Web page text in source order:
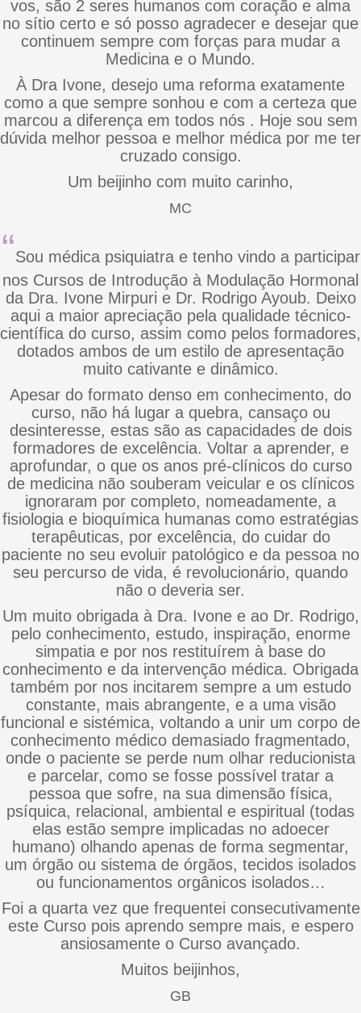
vos, são 2 seres humanos com coração e alma
no sítio certo e só posso agradecer e desejar que
continuem sempre com forças para mudar a
Medicina e o Mundo.
À Dra Ivone, desejo uma reforma exatamente
como a que sempre sonhou e com a certeza que
marcou a diferença em todos nós . Hoje sou sem
dúvida melhor pessoa e melhor médica por me ter
cruzado consigo.
Um beijinho com muito carinho,
MC
“Sou médica psiquiatra e tenho vindo a participar
nos Cursos de Introdução à Modulação Hormonal
da Dra. Ivone Mirpuri e Dr. Rodrigo Ayoub. Deixo
aqui a maior apreciação pela qualidade técnico-
científica do curso, assim como pelos formadores,
dotados ambos de um estilo de apresentação
muito cativante e dinâmico.
Apesar do formato denso em conhecimento, do
curso, não há lugar a quebra, cansaço ou
desinteresse, estas são as capacidades de dois
formadores de excelência. Voltar a aprender, e
aprofundar, o que os anos pré-clínicos do curso
de medicina não souberam veicular e os clínicos
ignoraram por completo, nomeadamente, a
fisiologia e bioquímica humanas como estratégias
terapêuticas, por excelência, do cuidar do
paciente no seu evoluir patológico e da pessoa no
seu percurso de vida, é revolucionário, quando
não o deveria ser.
Um muito obrigada à Dra. Ivone e ao Dr. Rodrigo,
pelo conhecimento, estudo, inspiração, enorme
simpatia e por nos restituírem à base do
conhecimento e da intervenção médica. Obrigada
também por nos incitarem sempre a um estudo
constante, mais abrangente, e a uma visão
funcional e sistémica, voltando a unir um corpo de
conhecimento médico demasiado fragmentado,
onde o paciente se perde num olhar reducionista
e parcelar, como se fosse possível tratar a
pessoa que sofre, na sua dimensão física,
psíquica, relacional, ambiental e espiritual (todas
elas estão sempre implicadas no adoecer
humano) olhando apenas de forma segmentar,
um órgão ou sistema de órgãos, tecidos isolados
ou funcionamentos orgânicos isolados…
Foi a quarta vez que frequentei consecutivamente
este Curso pois aprendo sempre mais, e espero
ansiosamente o Curso avançado.
Muitos beijinhos,
GB